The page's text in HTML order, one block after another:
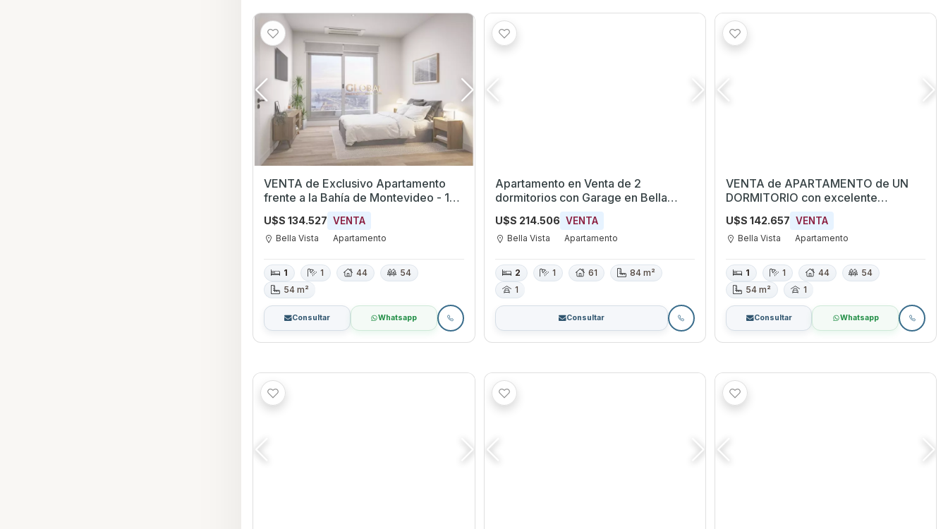
VENTA de Exclusivo Apartamento
frente a la Bahía de Montevideo - 1
Dormitorio, 57 m² con Terraza
U$S 134.527 VENTA
Bella Vista Apartamento
1 1 44
54
54 m²
Consultar Whatsapp
Apartamento en Venta de 2
dormitorios con Garage en Bella
Vista, Montevideo
U$S 214.506 VENTA
Bella Vista Apartamento
2 1 61
84 m²
1
Consultar
VENTA de APARTAMENTO de UN
DORMITORIO con excelente
ubicación frente a la Bahía de
Montevideo
U$S 142.657 VENTA
Bella Vista Apartamento
1 1 44
54
54 m²
1
Consultar Whatsapp